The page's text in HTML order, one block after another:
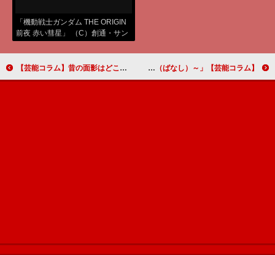
「機動戦士ガンダム THE ORIGIN
前夜 赤い彗星」 （C）創通・サン
ライズ
【芸能コラム】昔の面影はどこに？ 肉体改造し過ぎて激変する役者たち 【芸能コラム】オリンピックに挑む熱血ドラマだけではない物語の魅力 「いだてん～東京オリムピック噺（ばなし）～」